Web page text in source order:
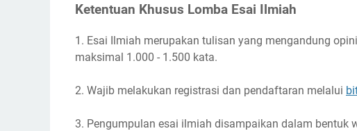
Ketentuan Khusus Lomba Esai Ilmiah
1. Esai Ilmiah merupakan tulisan yang mengandung
maksimal 1.000 - 1.500 kata.
2. Wajib melakukan registrasi dan pendaftaran melalui
3. Pengumpulan esai ilmiah disampaikan dalam bentuk